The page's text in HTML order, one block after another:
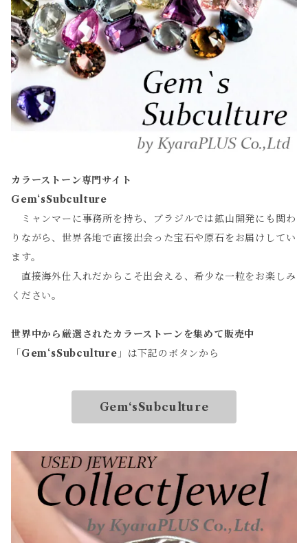
カラーストーン専門サイト
Gem‘sSubculture
ミャンマーに事務所を持ち、ブラジルでは鉱山開発にも関わ
りながら、世界各地で直接出会った宝石や原石をお届けしてい
ます。
直接海外仕入れだからこそ出会える、希少な一粒をお楽しみ
ください。
世界中から厳選されたカラーストーンを集めて販売中
「 Gem‘sSubculture 」は下記のボタンから
Gem‘sSubculture